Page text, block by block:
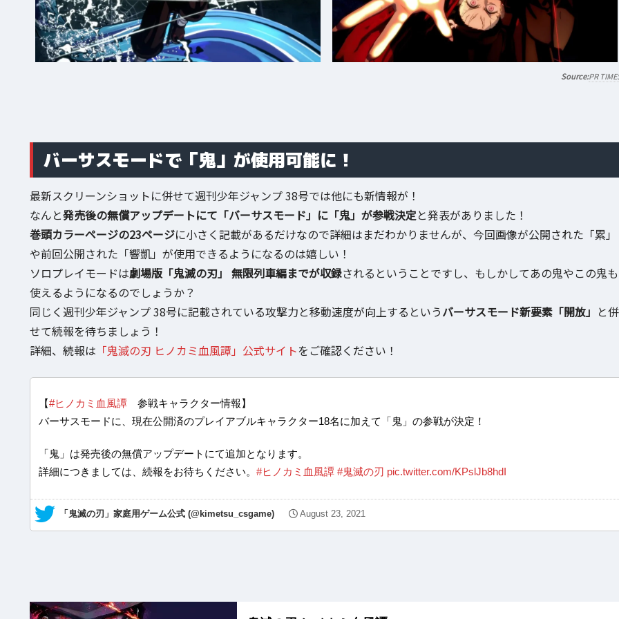
PR
バーサスモードで「鬼」が使用可能に！
最新スクリーンショットに併せて週刊少年ジャンプ 38号では他にも新情報が！
なんと発売後の無償アップデートにて「バーサスモード」に「鬼」が参戦決定と発表がありました！
巻頭カラーページの23ページに小さく記載があるだけなので詳細はまだわかりませんが、今回画像が公開された「累」
や前回公開された「響凱」が使用できるようになるのは嬉しい！
ソロプレイモードは劇場版「鬼滅の刃」 無限列車編までが収録されるということですし、もしかしてあの鬼やこの鬼も
使えるようになるのでしょうか？
同じく週刊少年ジャンプ 38号に記載されている攻撃力と移動速度が向上するというバーサスモード新要素「開放」 と併
せて続報を待ちましょう！
詳細、続報は 「鬼滅の刃 ヒノカミ血風譚」公式サイトをご確認ください！
【#ヒノカミ血風譚参戦キャラクター情報】
バーサスモードに、現在公開済のプレイアブルキャラクター18名に加えて「鬼」の参戦が決定！
「鬼」は発売後の無償アップデートにて追加となります。
詳細につきましては、続報をお待ちください。 #ヒノカミ血風譚 #鬼滅の刃 pic.twitter.com/KPslJb8hdI
— 「鬼滅の刃」家庭用ゲーム公式 (@kimetsu_csgame) August 23, 2021